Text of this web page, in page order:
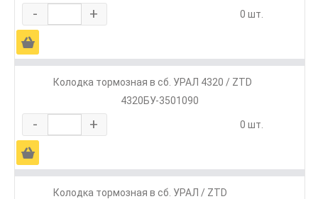
- + 0 шт.
Ä
Колодка тормозная в сб. УРАЛ 4320 / ZTD
4320БУ-3501090
- + 0 шт.
Ä
Колодка тормозная в сб. УРАЛ / ZTD